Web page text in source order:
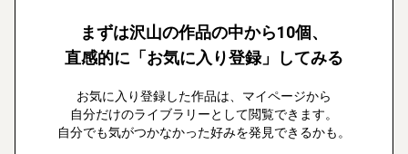
まずは沢山の作品の中から10個、
直感的に「お気に入り登録」してみる
お気に入り登録した作品は、マイページから
自分だけのライブラリーとして閲覧できます。
自分でも気がつかなかった好みを発見できるかも。